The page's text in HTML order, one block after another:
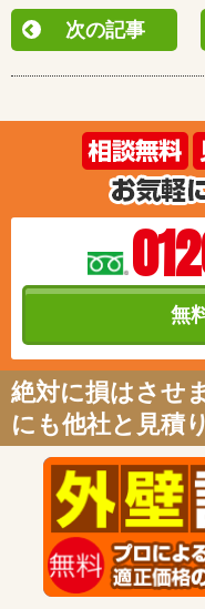
次の記事
無
絶対に損はさせ
にも他社と見積